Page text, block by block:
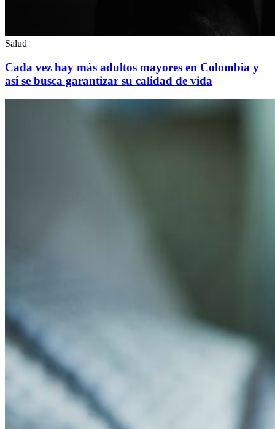
Salud
Cada vez hay más adultos mayores en Colombia y
así se busca garantizar su calidad de vida